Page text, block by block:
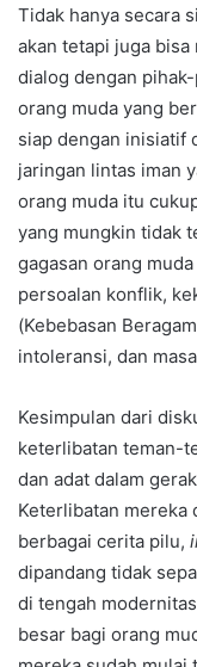
Tidak hanya secara
akan tetapi juga
dialog dengan
orang muda yang
siap dengan inisiatif
jaringan lintas iman
orang muda itu
yang mungkin tidak
gagasan orang
persoalan konflik,
(Kebebasan
intoleransi, dan
Kesimpulan dari
keterlibatan teman-
dan adat dalam
Keterlibatan mereka
berbagai cerita pilu,
dipandang tidak
di tengah
besar bagi orang